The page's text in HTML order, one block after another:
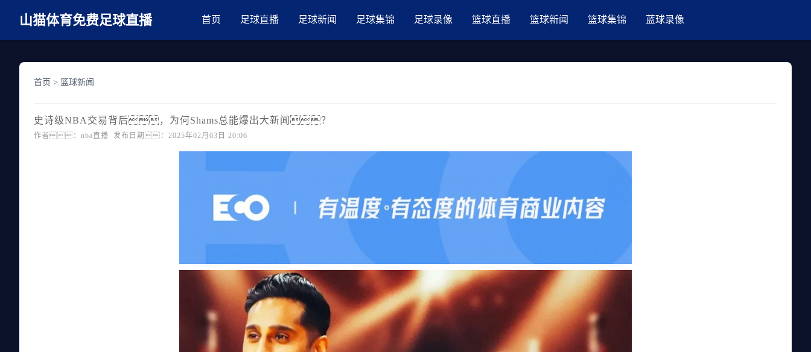
山猫体育免费足球直播 首页 足球直播 足球新闻 足球集锦 足球录像 篮球直播 篮球新闻 篮球集锦 蓝球录像
首页 > 篮球新闻
史诗级NBA交易背后，为何Shams总能爆出大新闻？
作者：nba直播 发布日期：2025年02月03日 20:06